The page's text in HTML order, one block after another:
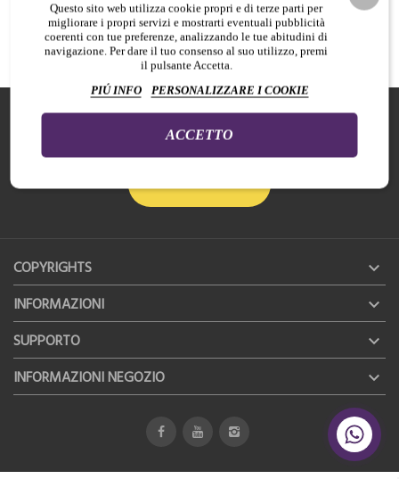
ISCRIVITI ALLA NEWSLETTER
Per essere sempre aggiornato su novità e promozioni
SI VOGLIO ISCRIVERMI
COPYRIGHTS 
INFORMAZIONI 
SUPPORTO 
INFORMAZIONI NEGOZIO 
Questo sito web utilizza cookie propri e di terze parti per
migliorare i propri servizi e mostrarti eventuali pubblicità
coerenti con tue preferenze, analizzando le tue abitudini di
navigazione. Per dare il tuo consenso al suo utilizzo, premi
il pulsante Accetta.
PIÚ INFO
PERSONALIZZARE I COOKIE
ACCETTO